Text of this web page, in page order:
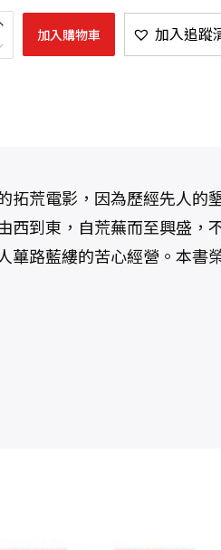
加入購物車 加入追蹤
拓荒電影，因為歷經先人的
西到東，自荒蕪而至興盛，
蓽路藍縷的苦心經營。本書